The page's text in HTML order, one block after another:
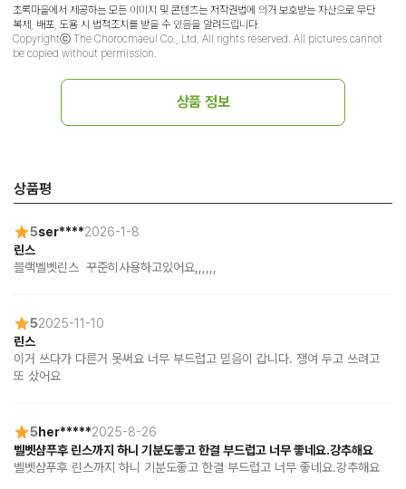
초록마을에서 제공하는 모든 이미지 및 콘텐츠는 저작권법에 의거 보호받는 자산으로 무단
복제, 배포, 도용 시 법적조치를 받을 수 있음을 알려드립니다.
Copyrightⓒ The Chorocmaeul Co., Ltd. All rights reserved. All pictures cannot
be copied without permission.
상품 정보
상품평
5ser****2026-1-8
린스
블랙벨벳린스  꾸준히사용하고있어요,,,,,,
52025-11-10
린스
이거 쓰다가 다른거 못써요 너무 부드럽고 믿음이 갑니다. 쟁여 두고 쓰려고
또 샀어요
5 her*****2025-8-26
벨벳샴푸후 린스까지 하니 기분도좋고 한결 부드럽고 너무 좋네요.강추해요
벨벳샴푸후 린스까지 하니 기분도좋고 한결 부드럽고 너무 좋네요.강추해요